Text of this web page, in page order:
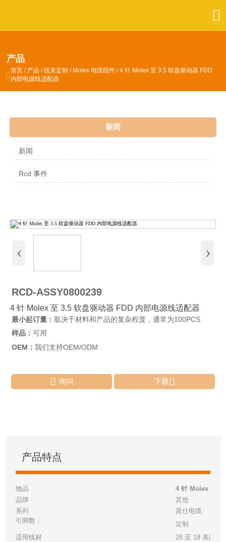

产品
 首页 / 产品 /线束定制 / Molex 电缆组件 /4 针 Molex 至 3.5 软盘驱动器 FDD
内部电源线适配器
新闻
新闻
Rcd 事件
‹ ›
RCD-ASSY0800239
4 针 Molex 至 3.5 软盘驱动器 FDD 内部电源线适配器
最小起订量： 取决于材料和产品的复杂程度，通常为100PCS
样品： 可用
OEM： 我们支持OEM/ODM
 询问 下载
产品特点
物品
4 针 Molex 至
品牌
其他
系列
莫仕电缆
引脚数：
定制
适用线材
28 至 18 美国线